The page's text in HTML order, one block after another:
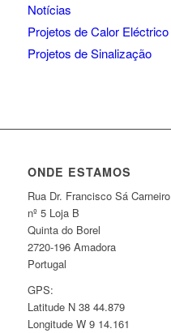
Notícias
Projetos de Calor Eléctrico
Projetos de Sinalização
ONDE ESTAMOS
Rua Dr. Francisco Sá Carneiro
nº 5 Loja B
Quinta do Borel
2720-196 Amadora
Portugal
GPS:
Latitude N 38 44.879
Longitude W 9 14.161